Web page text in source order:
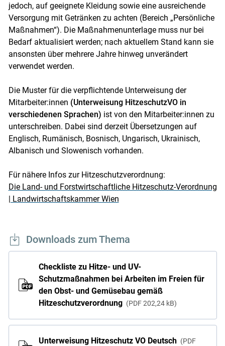
jedoch, auf geeignete Kleidung sowie eine ausreichende
Versorgung mit Getränken zu achten (Bereich „Persönliche
Maßnahmen“). Die Maßnahmenunterlage muss nur bei
Bedarf aktualisiert werden; nach aktuellem Stand kann sie
ansonsten über mehrere Jahre hinweg unverändert
verwendet werden.
Die Muster für die verpflichtende Unterweisung der
Mitarbeiter:innen (Unterweisung HitzeschutzVO in
verschiedenen Sprachen) ist von den Mitarbeiter:innen zu
unterschreiben. Dabei sind derzeit Übersetzungen auf
Englisch, Rumänisch, Bosnisch, Ungarisch, Ukrainisch,
Albanisch und Slowenisch vorhanden.
Für nähere Infos zur Hitzeschutzverordnung:
Die Land- und Forstwirtschaftliche Hitzeschutz-Verordnung
| Landwirtschaftskammer Wien
Downloads zum Thema
Checkliste zu Hitze- und UV-
Schutzmaßnahmen bei Arbeiten im Freien für
den Obst- und Gemüsebau gemäß
Hitzeschutzverordnung
PDF 202,24 kB
Unterweisung Hitzeschutz VO Deutsch PDF